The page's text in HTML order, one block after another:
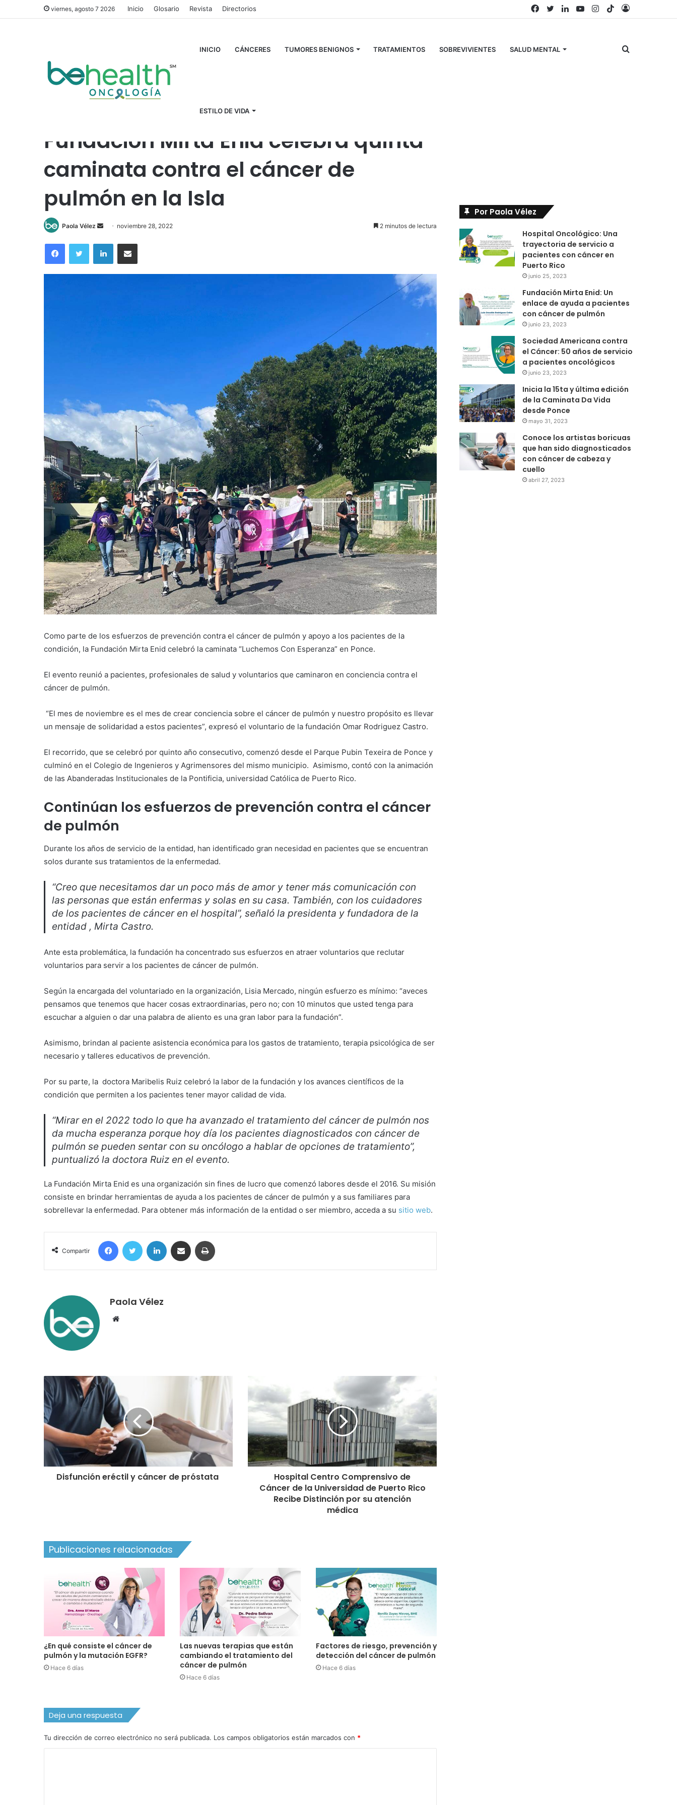
viernes, agosto 7 2026 Inicio Glosario Revista Directorios Acceso
TikTok
Instagram
YouTube
LinkedIn
Twitter
Facebook
INICIO CÁNCERES TUMORES BENIGNOS TRATAMIENTOS SOBREVIVIENTES SALUD MENTAL
ESTILO DE VIDA
Buscar
Auspicios/*Apoyado por Cáncer de Pulmón
Fundación Mirta Enid celebra quinta
caminata contra el cáncer de
pulmón en la Isla
Paola Vélez
Send noviembre 28, 2022 2 minutos de lectura
FacebookTwitter LinkedInCompartir por correo electrónico
Como parte de los esfuerzos de prevención contra el cáncer de pulmón y apoyo a los pacientes de la
condición, la Fundación Mirta Enid celebró la caminata “Luchemos Con Esperanza” en Ponce.
El evento reunió a pacientes, profesionales de salud y voluntarios que caminaron en conciencia contra el
cáncer de pulmón.
“El mes de noviembre es el mes de crear conciencia sobre el cáncer de pulmón y nuestro propósito es llevar
un mensaje de solidaridad a estos pacientes”, expresó el voluntario de la fundación Omar Rodriguez Castro.
El recorrido, que se celebró por quinto año consecutivo, comenzó desde el Parque Pubin Texeira de Ponce y
culminó en el Colegio de Ingenieros y Agrimensores del mismo municipio. Asimismo, contó con la animación
de las Abanderadas Institucionales de la Pontificia, universidad Católica de Puerto Rico.
Continúan los esfuerzos de prevención contra el cáncer
de pulmón
Durante los años de servicio de la entidad, han identificado gran necesidad en pacientes que se encuentran
solos durante sus tratamientos de la enfermedad.
“Creo que necesitamos dar un poco más de amor y tener más comunicación con
las personas que están enfermas y solas en su casa. También, con los cuidadores
de los pacientes de cáncer en el hospital”, señaló la presidenta y fundadora de la
entidad , Mirta Castro.
Ante esta problemática, la fundación ha concentrado sus esfuerzos en atraer voluntarios que reclutar
voluntarios para servir a los pacientes de cáncer de pulmón.
Según la encargada del voluntariado en la organización, Lisia Mercado, ningún esfuerzo es mínimo: “aveces
pensamos que tenemos que hacer cosas extraordinarias, pero no; con 10 minutos que usted tenga para
escuchar a alguien o dar una palabra de aliento es una gran labor para la fundación”.
Asimismo, brindan al paciente asistencia económica para los gastos de tratamiento, terapia psicológica de ser
necesario y talleres educativos de prevención.
Por su parte, la doctora Maribelis Ruiz celebró la labor de la fundación y los avances científicos de la
condición que permiten a los pacientes tener mayor calidad de vida.
“Mirar en el 2022 todo lo que ha avanzado el tratamiento del cáncer de pulmón nos
da mucha esperanza porque hoy día los pacientes diagnosticados con cáncer de
pulmón se pueden sentar con su oncólogo a hablar de opciones de tratamiento”,
puntualizó la doctora Ruiz en el evento.
La Fundación Mirta Enid es una organización sin fines de lucro que comenzó labores desde el 2016. Su misión
consiste en brindar herramientas de ayuda a los pacientes de cáncer de pulmón y a sus familiares para
sobrellevar la enfermedad. Para obtener más información de la entidad o ser miembro, acceda a su sitio web.
Compartir
FacebookTwitter LinkedIn Compartir por correo electrónico
Paola Vélez
Sitio
Disfunción eréctil y cáncer de próstata
Hospital Centro Comprensivo de
Cáncer de la Universidad de Puerto Rico
Recibe Distinción por su atención
médica
Publicaciones relacionadas
¿En qué consiste el cáncer de
pulmón y la mutación EGFR?
Hace 6 días
Las nuevas terapias que están
cambiando el tratamiento del
cáncer de pulmón
Hace 6 días
Factores de riesgo, prevención y
detección del cáncer de pulmón
Hace 6 días
Deja una respuesta
Tu dirección de correo electrónico no será publicada. Los campos obligatorios están marcados con *
Por Paola Vélez
Hospital Oncológico: Una
trayectoria de servicio a
pacientes con cáncer en
Puerto Rico
junio 25, 2023
Fundación Mirta Enid: Un
enlace de ayuda a pacientes
con cáncer de pulmón
junio 23, 2023
Sociedad Americana contra
el Cáncer: 50 años de servicio
a pacientes oncológicos
junio 23, 2023
Inicia la 15ta y última edición
de la Caminata Da Vida
desde Ponce
mayo 31, 2023
Conoce los artistas boricuas
que han sido diagnosticados
con cáncer de cabeza y
cuello
abril 27, 2023